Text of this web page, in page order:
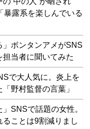
暴露系を楽しんでいる
」ボンタンアメがSNS
当者に聞いてみた
で大人気に。炎上を
野村監督の言葉」
SNSで話題の女性。
ることは9割減りまし